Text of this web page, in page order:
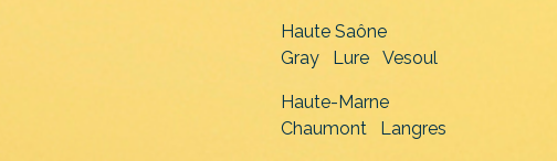
Haute Saône
Gray
Lure Vesoul
Haute-Marne
Chaumont
Langres